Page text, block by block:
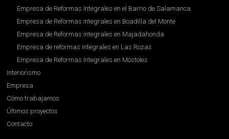
Empresa de Reformas Integrales en el Barrio de Salamanca
Empresa de Reformas integrales en Boadilla del Monte
Empresa de Reformas integrales en Majadahonda
Empresa de reformas integrales en Las Rozas
Empresa de Reformas Integrales en Móstoles
Interiorismo
Empresa
Cómo trabajamos
Últimos proyectos
Contacto